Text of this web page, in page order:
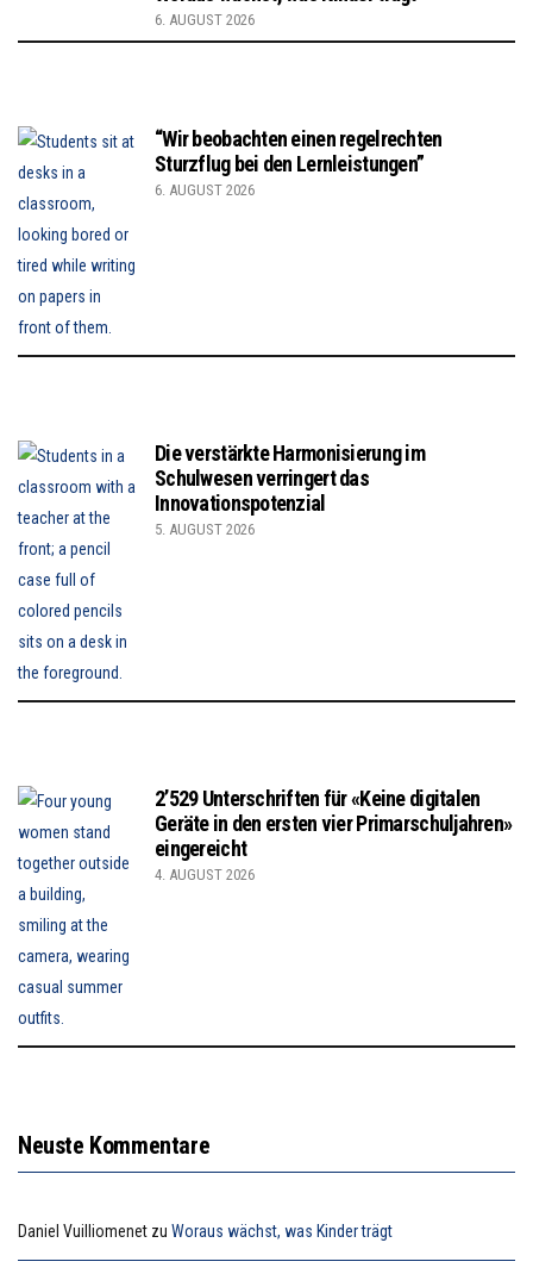
6. AUGUST 2026
“Wir beobachten einen regelrechten
Sturzflug bei den Lernleistungen”
6. AUGUST 2026
Die verstärkte Harmonisierung im
Schulwesen verringert das
Innovationspotenzial
5. AUGUST 2026
2’529 Unterschriften für «Keine digitalen
Geräte in den ersten vier Primarschuljahren»
eingereicht
4. AUGUST 2026
Neuste Kommentare
Daniel Vuilliomenet zu Woraus wächst, was Kinder trägt